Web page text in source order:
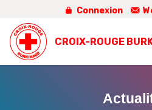
Connexion
CROIX-ROUGE